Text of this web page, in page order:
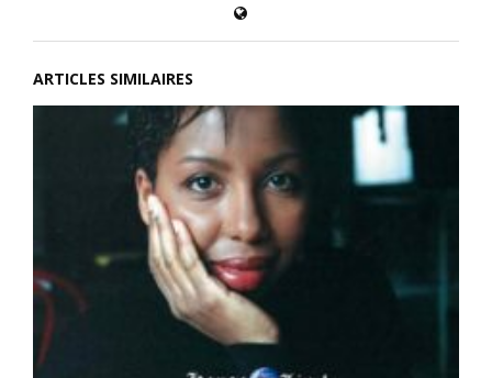
ARTICLES SIMILAIRES